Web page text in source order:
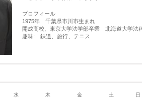
プロフィール
1975年 千葉県市川市生まれ
開成高校、東京大学法学部卒業 北海道大学法
趣味: 鉄道、旅行、テニス
水 木 金 土 日